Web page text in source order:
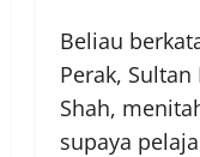
Beliau
Perak, Sultan
Shah,
supaya